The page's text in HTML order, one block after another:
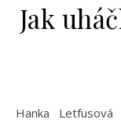
Jak
Hanka Letfusová pro vás připravila krásný návod na